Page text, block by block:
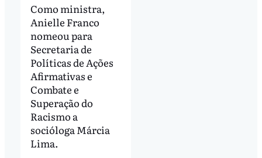
Como ministra,
Anielle Franco
nomeou para
Secretaria de
Políticas de Ações
Afirmativas e
Combate e
Superação do
Racismo a
socióloga Márcia
Lima.